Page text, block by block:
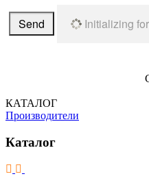
Send Initializing
КАТАЛОГ
Производители
Каталог